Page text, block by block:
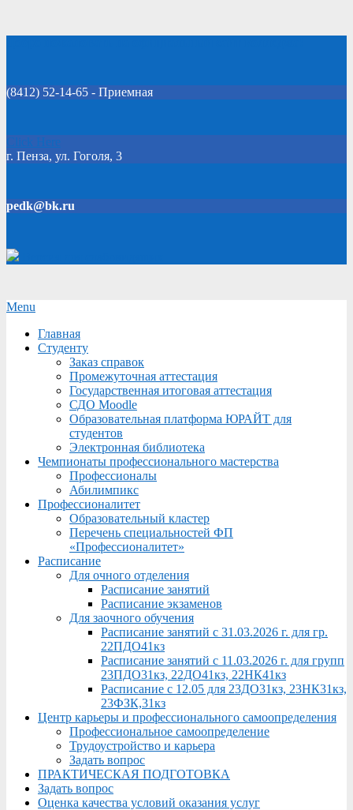
(8412) 52-14-65 - Приемная
Click Here
г. Пенза, ул. Гоголя, 3
pedk@bk.ru
Secondary
Menu
Menu
Главная
Студенту
Заказ справок
Промежуточная аттестация
Государственная итоговая аттестация
СДО Moodle
Образовательная платформа ЮРАЙТ для
студентов
Электронная библиотека
Чемпионаты профессионального мастерства
Профессионалы
Абилимпикс
Профессионалитет
Образовательный кластер
Перечень специальностей ФП
«Профессионалитет»
Расписание
Для очного отделения
Расписание занятий
Расписание экзаменов
Для заочного обучения
Расписание занятий с 31.03.2026 г. для гр.
22ПДО41кз
Расписание занятий с 11.03.2026 г. для групп
23ПДО31кз, 22ДО41кз, 22НК41кз
Расписание с 12.05 для 23ДО31кз, 23НК31кз,
23ФЗК,31кз
Центр карьеры и профессионального самоопределения
Профессиональное самоопределение
Трудоустройство и карьера
Задать вопрос
ПРАКТИЧЕСКАЯ ПОДГОТОВКА
Задать вопрос
Оценка качества условий оказания услуг